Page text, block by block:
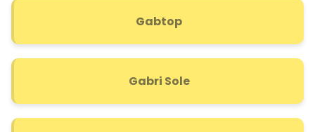
Gabtop
Gabri Sole